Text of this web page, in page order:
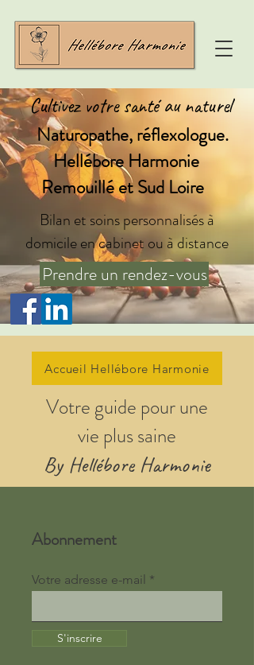
Cultivez votre santé au naturel
Naturopathe, réflexologue.
Hellébore Harmonie
Remouillé et Sud Loire
Bilan et soins personnalisés à
domicile en cabinet ou à distance
Prendre un rendez-vous
Accueil Hellébore Harmonie
Votre guide pour une
vie plus saine
By Hellébore Harmonie
Abonnement
Votre adresse e-mail
S'inscrire